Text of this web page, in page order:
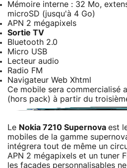
Mémoire interne : 32 Mo,
microSD (jusqu'à 4 Go)
APN 2 mégapixels
Sortie TV
Bluetooth 2.0
Micro USB
Lecteur audio
Radio FM
Navigateur Web Xhtml
Ce mobile sera commercialisé
(hors pack) à partir du
Le Nokia 7210 Supernova est
mobiles de la gamme
intégrera tout de même un
APN 2 mégapixels et un tuner
les façades personnalisables